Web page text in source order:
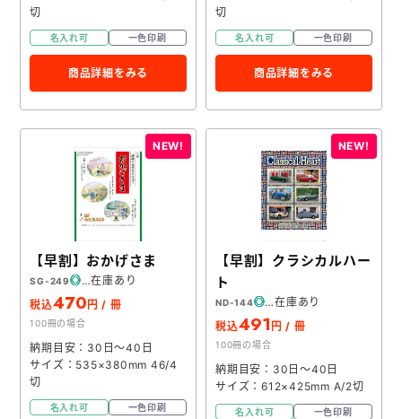
切
名入れ可 一色印刷
商品詳細をみる
切
名入れ可 一色印刷
商品詳細をみる
【早割】おかげさま
SG-249
在庫あり
税込470 円 / 冊
100冊の場合
納期目安：30日～40日
サイズ：535×380mm 46/4
切
名入れ可 一色印刷
【早割】クラシカルハー
ト
ND-144
在庫あり
税込491 円 / 冊
100冊の場合
納期目安：30日～40日
サイズ：612×425mm A/2切
名入れ可 一色印刷